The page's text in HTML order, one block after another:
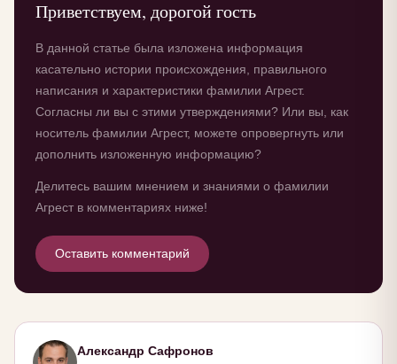
Приветствуем, дорогой гость
В данной статье была изложена информация
касательно истории происхождения, правильного
написания и характеристики фамилии Агрест.
Согласны ли вы с этими утверждениями? Или вы, как
носитель фамилии Агрест, можете опровергнуть или
дополнить изложенную информацию?
Делитесь вашим мнением и знаниями о фамилии
Агрест в комментариях ниже!
Оставить комментарий
Александр Сафронов